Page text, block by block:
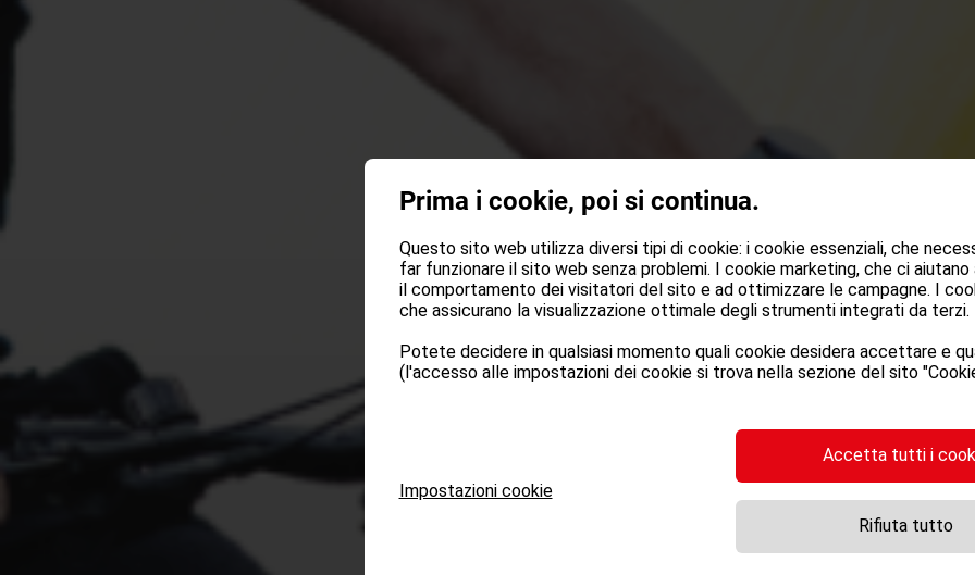
Prima i cookie, poi si continua.
Questo sito web utilizza diversi tipi di cookie: i cookie essenziali, che
far funzionare il sito web senza problemi. I cookie marketing, che ci aiutano
il comportamento dei visitatori del sito e ad ottimizzare le campagne. I
che assicurano la visualizzazione ottimale degli strumenti integrati da terzi.
Potete decidere in qualsiasi momento quali cookie desidera accettare e
(l'accesso alle impostazioni dei cookie si trova nella sezione del sito
Impostazioni cookie
Accetta tutti i
Rifiuta tutto